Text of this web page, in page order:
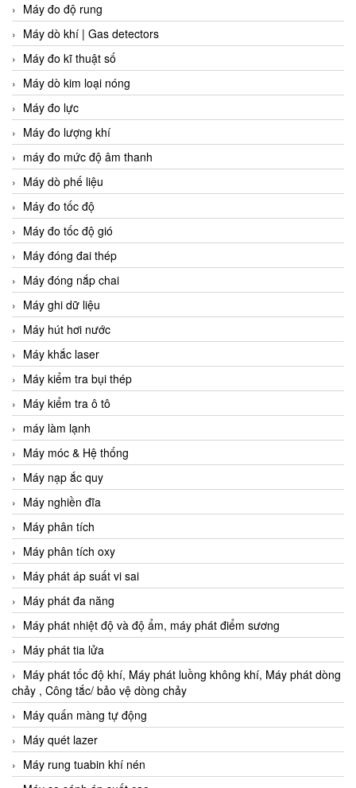
Máy đo độ rung
Máy dò khí | Gas detectors
Máy đo kĩ thuật số
Máy dò kim loại nóng
Máy đo lực
Máy đo lượng khí
máy đo mức độ âm thanh
Máy dò phế liệu
Máy đo tốc độ
Máy đo tốc độ gió
Máy đóng đai thép
Máy đóng nắp chai
Máy ghi dữ liệu
Máy hút hơi nước
Máy khắc laser
Máy kiểm tra bụi thép
Máy kiểm tra ô tô
máy làm lạnh
Máy móc & Hệ thống
Máy nạp ắc quy
Máy nghiền đĩa
Máy phân tích
Máy phân tích oxy
Máy phát áp suất vi sai
Máy phát đa năng
Máy phát nhiệt độ và độ ẩm, máy phát điểm sương
Máy phát tia lửa
Máy phát tốc độ khí, Máy phát luồng không khí, Máy phát dòng
chảy , Công tắc/ bảo vệ dòng chảy
Máy quấn màng tự động
Máy quét lazer
Máy rung tuabin khí nén